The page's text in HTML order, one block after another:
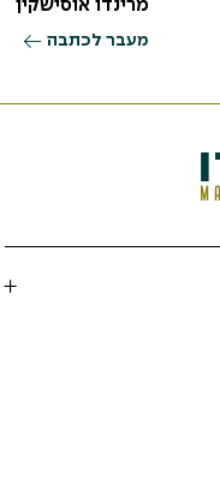
מרינדו אוסישקין
מעבר לכתבה